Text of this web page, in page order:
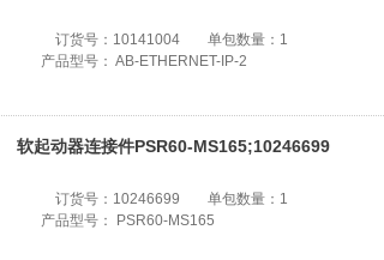
订货号： 10141004 单包数量： 1
产品型号： AB-ETHERNET-IP-2
软起动器连接件PSR60-MS165;10246699
订货号： 10246699 单包数量： 1
产品型号：
PSR60-MS165